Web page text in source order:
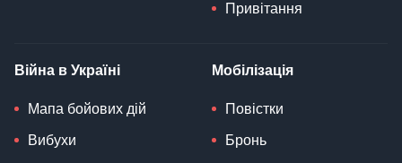
Привітання
Війна в Україні
Мапа бойових дій
Вибухи
Мобілізація
Повістки
Бронь